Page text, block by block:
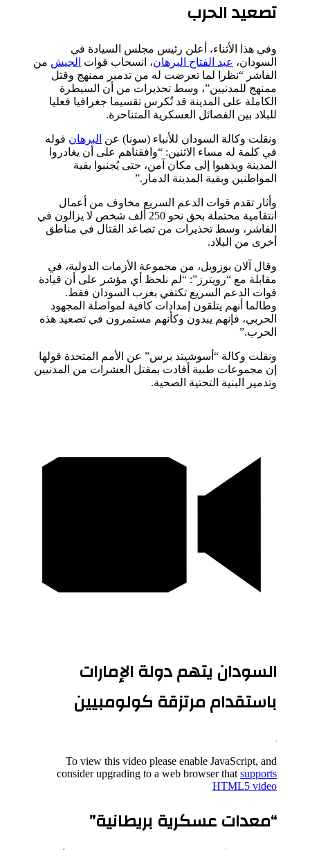
تصعيد الحرب
وفي هذا الأثناء، أعلن رئيس مجلس السيادة في
السودان، عبد الفتاح البرهان، انسحاب قوات الجيش من
الفاشر “نظرا لما تعرضت له من تدمير ممنهج وقتل
ممنهج للمدنيين”، وسط تحذيرات من أن السيطرة
الكاملة على المدينة قد تُكرس تقسيما جغرافيا فعليا
للبلاد بين الفصائل العسكرية المتناحرة.
ونقلت وكالة السودان للأنباء (سونا) عن البرهان قوله
في كلمة له مساء الاثنين: “وافقناهم على أن يغادروا
المدينة ويذهبوا إلى مكان آمن، حتى يُجنبوا بقية
المواطنين وبقية المدينة الدمار.”
وأثار تقدم قوات الدعم السريع مخاوف من أعمال
انتقامية محتملة بحق نحو 250 ألف شخص لا يزالون في
الفاشر، وسط تحذيرات من تصاعد القتال في مناطق
أخرى من البلاد.
وقال آلان بوزويل، من مجموعة الأزمات الدولية، في
مقابلة مع “رويترز”: “لم نلحظ أي مؤشر على أن قيادة
قوات الدعم السريع تكتفي بغرب السودان فقط.
وطالما أنهم يتلقون إمدادات كافية لمواصلة المجهود
الحربي، فإنهم يبدون وكأنهم مستمرون في تصعيد هذه
الحرب.”
ونقلت وكالة “أسوشيتد برس” عن الأمم المتحدة قولها
إن مجموعات طبية أفادت بمقتل العشرات من المدنيين
وتدمير البنية التحتية الصحية.
السودان يتهم دولة الإمارات
باستقدام مرتزقة كولومبيين
To view this video please enable JavaScript, and
consider upgrading to a web browser that supports
HTML5 video
“معدات عسكرية بريطانية”